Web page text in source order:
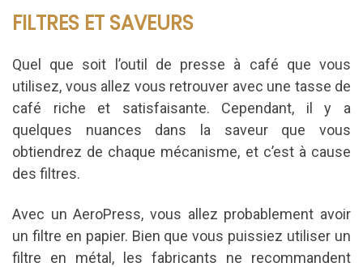
FILTRES ET SAVEURS
Quel que soit l’outil de presse à café que vous
utilisez, vous allez vous retrouver avec une tasse de
café riche et satisfaisante.
Cependant, il y a
quelques nuances dans la saveur que vous
obtiendrez de chaque mécanisme, et c’est à cause
des filtres.
Avec un AeroPress, vous allez probablement avoir
un filtre en papier. Bien que vous puissiez utiliser un
filtre en métal, les fabricants ne recommandent